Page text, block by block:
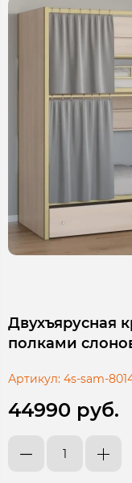
Двухъярусная
полками
Артикул: 4s-sam-
44990 руб.